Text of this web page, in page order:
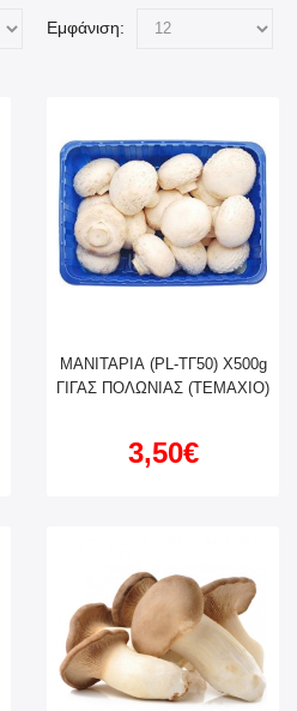
Εμφάνιση:
ΜΑΝΙΤΑΡΙΑ (PL-ΤΓ50) X500g
ΓΙΓΑΣ ΠΟΛΩΝΙΑΣ (ΤΕΜΑΧΙΟ)
3,50€